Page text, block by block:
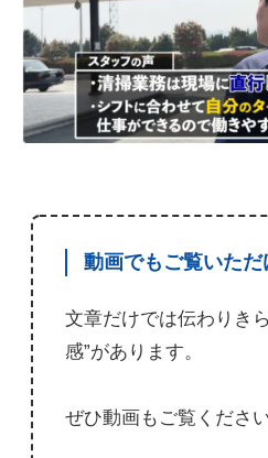
動画でもご覧いただ
文章だけでは伝わりき
感”があります。
ぜひ動画もご覧ください